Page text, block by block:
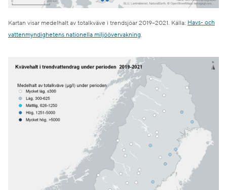
Kartan visar medelhalt av totalkväve i trendsjöar 2019–2021. Källa: Havs- och
vattenmyndighetens nationella miljöövervakning.